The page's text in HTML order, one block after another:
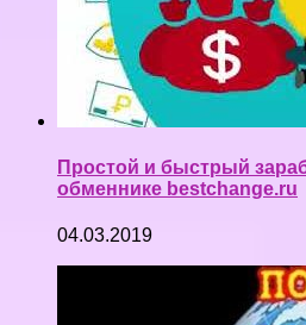
Простой и быстрый
обменнике bestchange.ru
04.03.2019